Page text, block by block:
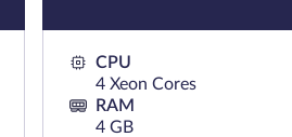
CPU
4 Xeon Cores
RAM
4 GB